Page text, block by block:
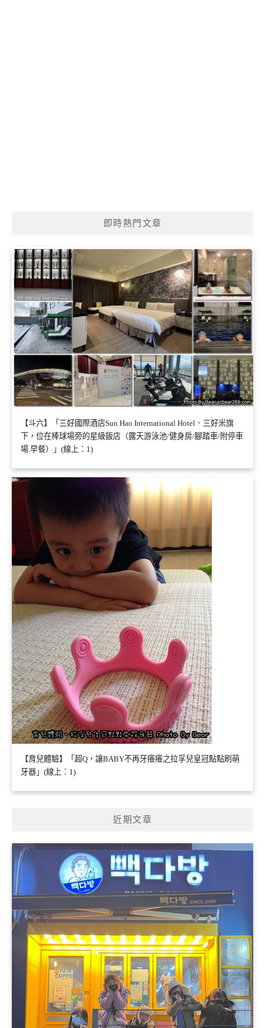
即時熱門文章
【斗六】「三好國際酒店Sun Hao International Hotel．三好米旗
下，位在棒球場旁的星級飯店（露天游泳池/健身房/腳踏車/附停車
場.早餐）」(線上：1)
【育兒體驗】「超Q，讓BABY不再牙癢癢之拉孚兒皇冠點點刷萌
牙器」(線上：1)
近期文章